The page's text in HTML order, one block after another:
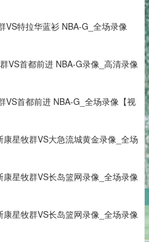
VS特拉华蓝衫 NBA-G_全场录像
VS首都前进 NBA-G录像_高清录像
VS首都前进 NBA-G_全场录像【视
星牧群VS大急流城黄金录像_全场
星牧群VS长岛篮网录像_全场录像
星牧群VS长岛篮网录像_全场录像